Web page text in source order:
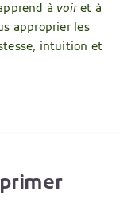
à voiret à
approprier les
intuition et